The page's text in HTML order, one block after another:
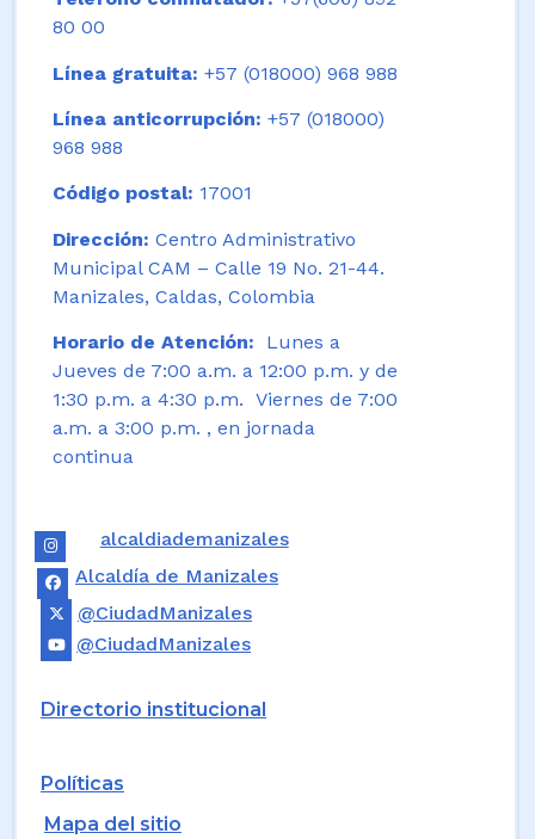
80 00
Línea gratuita: +57 (018000) 968 988
Línea anticorrupción: +57 (018000)
968 988
Código postal: 17001
Dirección: Centro Administrativo
Municipal CAM – Calle 19 No. 21-44.
Manizales, Caldas, Colombia
Horario de Atención: Lunes a
Jueves de 7:00 a.m. a 12:00 p.m. y de
1:30 p.m. a 4:30 p.m. Viernes de 7:00
a.m. a 3:00 p.m. , en jornada
continua
alcaldiademanizales
Alcaldía de Manizales
@CiudadManizales
@CiudadManizales
Directorio institucional
Políticas
Mapa del sitio